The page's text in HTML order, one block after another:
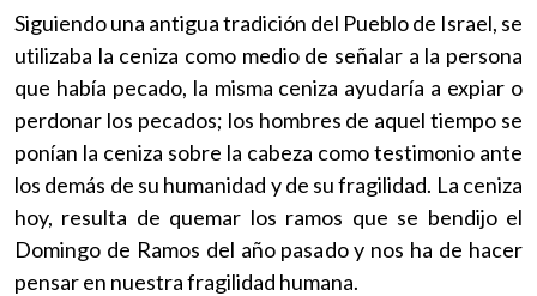
Siguiendo una antigua tradición del Pueblo de Israel, se
utilizaba la ceniza como medio de señalar a la persona
que había pecado, la misma ceniza ayudaría a expiar o
perdonar los pecados; los hombres de aquel tiempo se
ponían la ceniza sobre la cabeza como testimonio ante
los demás de su humanidad y de su fragilidad. La ceniza
hoy, resulta de quemar los ramos que se bendijo el
Domingo de Ramos del año pasado y nos ha de hacer
pensar en nuestra fragilidad humana.